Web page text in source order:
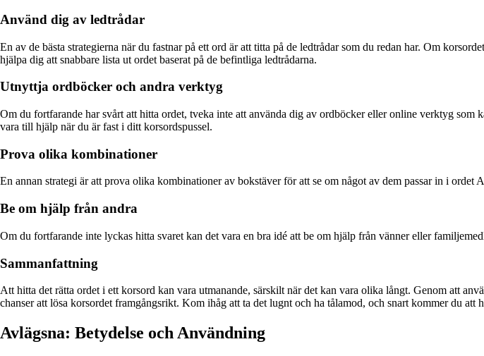
Använd dig av ledtrådar
En av de bästa strategierna när du fastnar på ett ord är att titta på de ledtrådar som du redan har. Om
hjälpa dig att snabbare lista ut ordet baserat på de befintliga ledtrådarna.
Utnyttja ordböcker och andra verktyg
Om du fortfarande har svårt att hitta ordet, tveka inte att använda dig av ordböcker eller online verktyg
vara till hjälp när du är fast i ditt korsordspussel.
Prova olika kombinationer
En annan strategi är att prova olika kombinationer av bokstäver för att se om något av dem passar in i
Be om hjälp från andra
Om du fortfarande inte lyckas hitta svaret kan det vara en bra idé att be om hjälp från vänner eller
Sammanfattning
Att hitta det rätta ordet i ett korsord kan vara utmanande, särskilt när det kan vara olika långt. Genom att
chanser att lösa korsordet framgångsrikt. Kom ihåg att ta det lugnt och ha tålamod, och snart kommer du att
Avlägsna: Betydelse och Användning